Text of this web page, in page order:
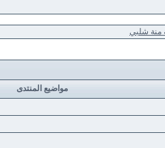
منة شلبي
مواضيع المنتدى